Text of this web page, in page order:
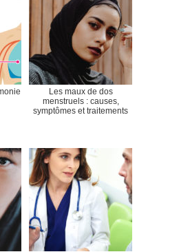
Les maux de dos
menstruels : causes,
symptômes et traitements